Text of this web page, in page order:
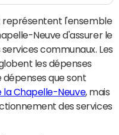
représentent l'ensemble
Neuve d'assurer le
communaux. Les
les dépenses
que sont
la Chapelle-Neuve, mais
des services